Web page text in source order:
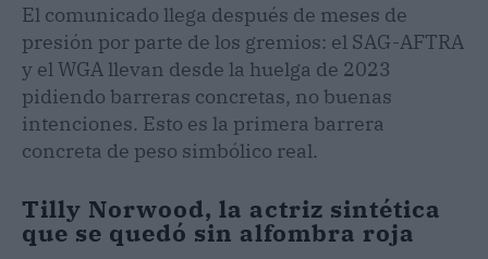
El comunicado llega después de meses de
presión por parte de los gremios: el SAG-AFTRA
y el WGA llevan desde la huelga de 2023
pidiendo barreras concretas, no buenas
intenciones. Esto es la primera barrera
concreta de peso simbólico real.
Tilly Norwood, la actriz sintética
que se quedó sin alfombra roja